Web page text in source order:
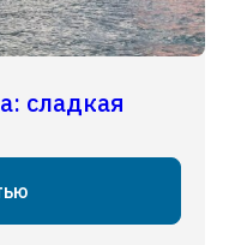
сладкая